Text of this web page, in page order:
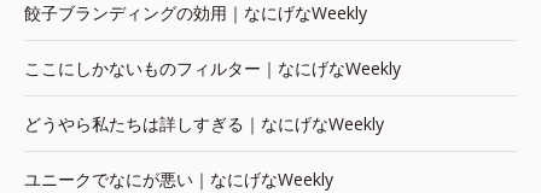
餃子ブランディングの効用｜なにげなWeekly
ここにしかないものフィルター｜なにげなWeekly
どうやら私たちは詳しすぎる｜なにげなWeekly
ユニークでなにが悪い｜なにげなWeekly